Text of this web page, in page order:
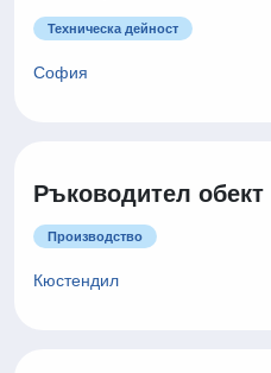
Техническа дейност
София
Ръководител обект
Производство
Кюстендил